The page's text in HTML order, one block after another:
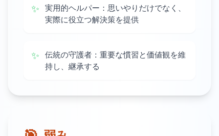
✨ 実用的ヘルパー：思いやりだけでなく、
実際に役立つ解決策を提供
✨ 伝統の守護者：重要な慣習と価値観を維
持し、継承する